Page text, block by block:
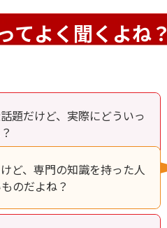
てよく聞くよね？
題だけど、実際にどういっ
ど、専門の知識を持った人
のだよね？